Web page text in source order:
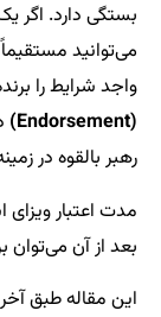
بستگی دارد. اگر
می‌توانید
واجد شرایط را
(Endorsement)
رهبر بالقوه در
بعد از آن می‌توان
این مقاله طبق